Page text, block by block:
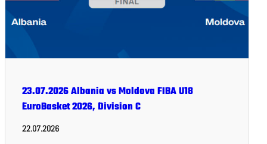
23.07.2026 Albania vs Moldova FIBA U18
EuroBasket 2026, Division C
22.07.2026